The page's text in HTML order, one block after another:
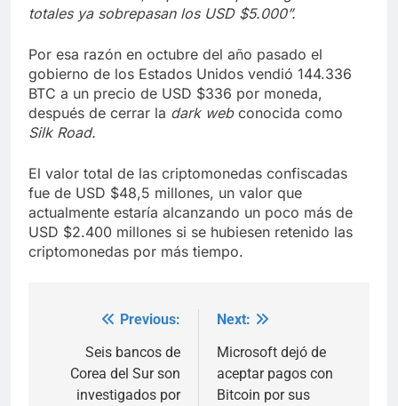
totales ya sobrepasan los USD $5.000”.
Por esa razón en octubre del año pasado el
gobierno de los Estados Unidos vendió 144.336
BTC a un precio de USD $336 por moneda,
después de cerrar la dark webconocida como
Silk Road.
El valor total de las criptomonedas confiscadas
fue de USD $48,5 millones, un valor que
actualmente estaría alcanzando un poco más de
USD $2.400 millones si se hubiesen retenido las
criptomonedas por más tiempo.
navigation
Previous:
Seis bancos de
Corea del Sur son
investigados por
Next:
Microsoft dejó de
aceptar pagos con
Bitcoin por sus